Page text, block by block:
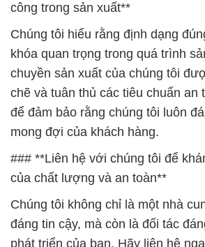
công trong sản xuất**
Chúng tôi hiểu rằng định dạng
khóa quan trọng trong quá trình
chuyền sản xuất của chúng tôi
chẽ và tuân thủ các tiêu chuẩn an
để đảm bảo rằng chúng tôi luôn
mong đợi của khách hàng.
### **Liên hệ với chúng tôi để
của chất lượng và an toàn**
Chúng tôi không chỉ là một nhà
đáng tin cậy, mà còn là đối tác
phát triển của bạn. Hãy liên hệ